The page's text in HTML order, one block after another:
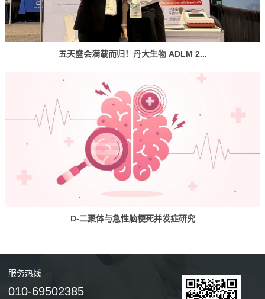
五天盛会满载而归！丹大生物 ADLM 2...
D-二聚体与急性脑梗死并发症研究
服务热线
010-69502385